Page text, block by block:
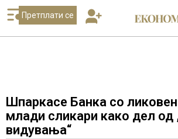
Претплати се
Шпаркасе Банка со
млади сликари како дел од
видувања“